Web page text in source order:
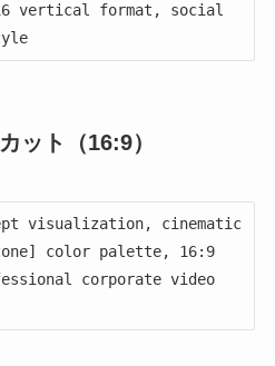
vertical format, social
ット（16:9）
visualization, cinematic
color palette, 16:9
corporate video